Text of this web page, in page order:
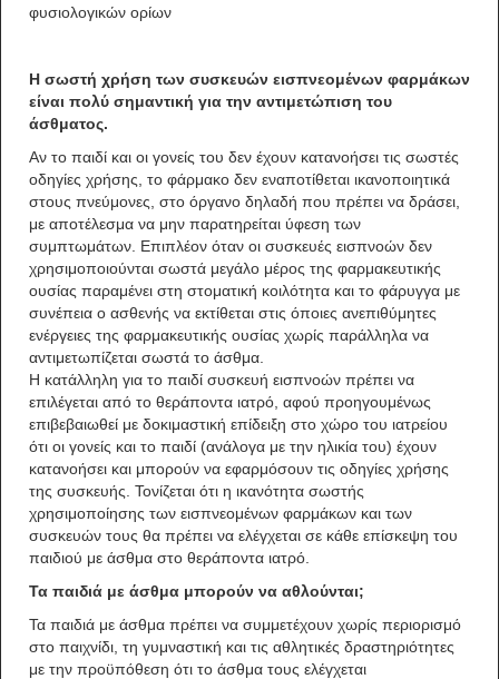
φυσιολογικών ορίων
Η σωστή χρήση των συσκευών εισπνεομένων φαρμάκων
είναι πολύ σημαντική για την αντιμετώπιση του
άσθματος.
Αν το παιδί και οι γονείς του δεν έχουν κατανοήσει τις σωστές
οδηγίες χρήσης, το φάρμακο δεν εναποτίθεται ικανοποιητικά
στους πνεύμονες, στο όργανο δηλαδή που πρέπει να δράσει,
με αποτέλεσμα να μην παρατηρείται ύφεση των
συμπτωμάτων. Επιπλέον όταν οι συσκευές εισπνοών δεν
χρησιμοποιούνται σωστά μεγάλο μέρος της φαρμακευτικής
ουσίας παραμένει στη στοματική κοιλότητα και το φάρυγγα με
συνέπεια ο ασθενής να εκτίθεται στις όποιες ανεπιθύμητες
ενέργειες της φαρμακευτικής ουσίας χωρίς παράλληλα να
αντιμετωπίζεται σωστά το άσθμα.
Η κατάλληλη για το παιδί συσκευή εισπνοών πρέπει να
επιλέγεται από το θεράποντα ιατρό, αφού προηγουμένως
επιβεβαιωθεί με δοκιμαστική επίδειξη στο χώρο του ιατρείου
ότι οι γονείς και το παιδί (ανάλογα με την ηλικία του) έχουν
κατανοήσει και μπορούν να εφαρμόσουν τις οδηγίες χρήσης
της συσκευής. Τονίζεται ότι η ικανότητα σωστής
χρησιμοποίησης των εισπνεομένων φαρμάκων και των
συσκευών τους θα πρέπει να ελέγχεται σε κάθε επίσκεψη του
παιδιού με άσθμα στο θεράποντα ιατρό.
Τα παιδιά με άσθμα μπορούν να αθλούνται;
Τα παιδιά με άσθμα πρέπει να συμμετέχουν χωρίς περιορισμό
στο παιχνίδι, τη γυμναστική και τις αθλητικές δραστηριότητες
με την προϋπόθεση ότι το άσθμα τους ελέγχεται